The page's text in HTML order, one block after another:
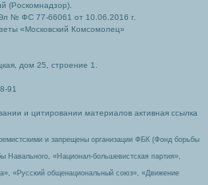
(Роскомнадзор).
№ ФС 77-66061 от 10.06.2016 г.
«Московский Комсомолец»
дом 25, строение 1.
91
и цитировании материалов активная ссылка
и запрещены организации ФБК (Фонд борьбы
Навального, «Национал-большевистская партия»,
«Русский общенациональный союз», «Движение